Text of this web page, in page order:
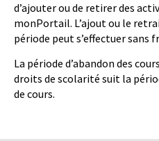
d’ajouter ou de retirer des
monPortail. L’ajout ou le
période peut s’effectuer sans
La période d’abandon des
droits de scolarité suit la
de cours.